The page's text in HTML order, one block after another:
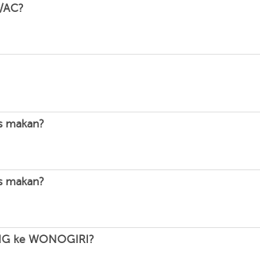
makan?
makan?
ke WONOGIRI?